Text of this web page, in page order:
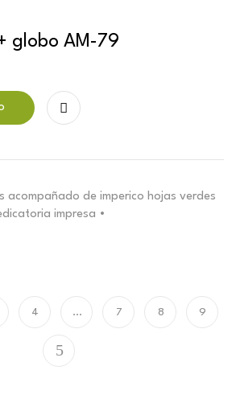
globo AM-79
acompañado de imperico hojas verdes
impresa •
4 … 7 8 9